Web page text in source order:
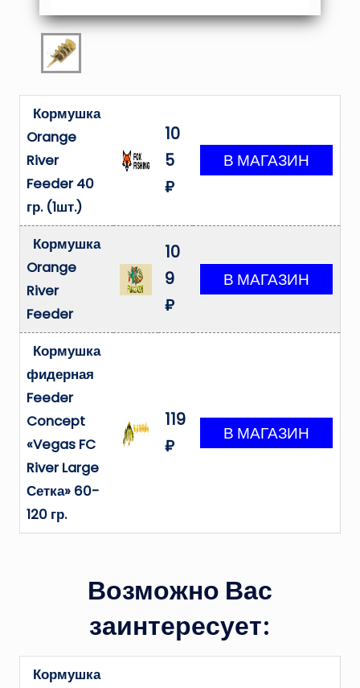
Кормушка
Orange
River
Feeder 40
гр. (1шт.)
10
5
₽
Кормушка
Orange
River
Feeder
10
9
₽
Кормушка
фидерная
Feeder
Concept
«Vegas FC
River Large
Сетка» 60-
120 гр.
119
₽
Возможно Вас
заинтересует:
Кормушка